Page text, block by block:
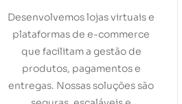
Desenvolvemos lojas virtuais e
plataformas de e-commerce
que facilitam a gestão de
produtos, pagamentos e
entregas. Nossas soluções são